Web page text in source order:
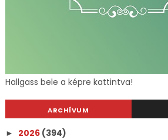
Hallgass bele a képre kattintva!
ARCHÍVUM
► 2026 (394)